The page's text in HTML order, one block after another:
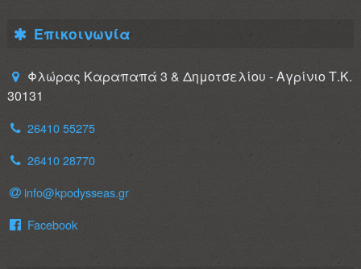
Επικοινωνία
Φλώρας Καραπαπά 3 & Δημοτσελίου - Αγρίνιο Τ.Κ.
30131
26410 55275
26410 28770
info@kpodysseas.gr
Facebook